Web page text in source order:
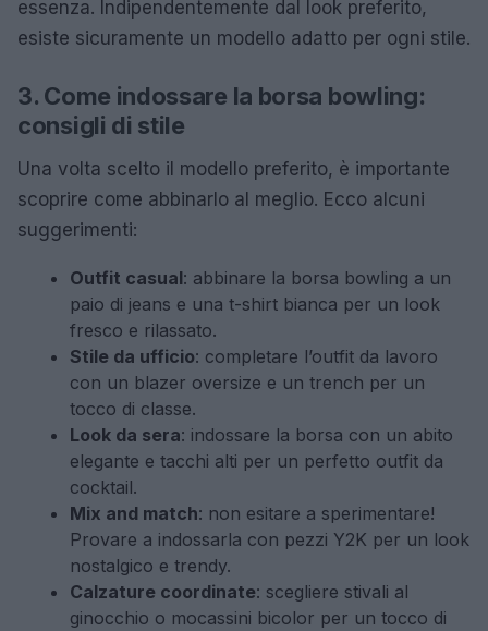
essenza. Indipendentemente dal look preferito,
esiste sicuramente un modello adatto per ogni stile.
3. Come indossare la borsa bowling:
consigli di stile
Una volta scelto il modello preferito, è importante
scoprire come abbinarlo al meglio. Ecco alcuni
suggerimenti:
Outfit casual: abbinare la borsa bowling a un
paio di jeans e una t-shirt bianca per un look
fresco e rilassato.
Stile da ufficio: completare l’outfit da lavoro
con un blazer oversize e un trench per un
tocco di classe.
Look da sera: indossare la borsa con un abito
elegante e tacchi alti per un perfetto outfit da
cocktail.
Mix and match: non esitare a sperimentare!
Provare a indossarla con pezzi Y2K per un look
nostalgico e trendy.
Calzature coordinate: scegliere stivali al
ginocchio o mocassini bicolor per un tocco di